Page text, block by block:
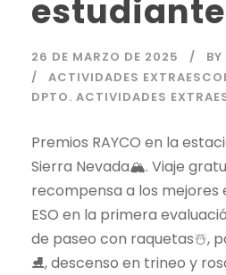
26 DE MARZO DE 2025 BY
ACTIVIDADES
DPTO. ACTIVIDADES
Premios RAYCO en la
Sierra Nevada🏔️. Viaje
recompensa a los mejores
ESO en la primera
de paseo con raquetas☃️,
⛸️, descenso en trineo y